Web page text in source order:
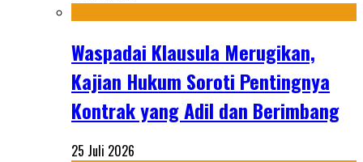
Waspadai Klausula Merugikan,
Kajian Hukum Soroti Pentingnya
Kontrak yang Adil dan Berimbang
25 Juli 2026